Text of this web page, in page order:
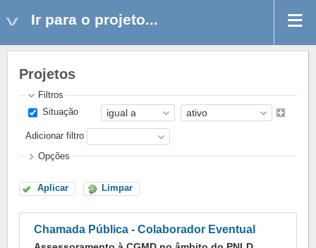
Ir para o projeto...
Projetos
Filtros
Situação
Adicionar filtro
Opções
Aplicar Limpar
Chamada Pública - Colaborador Eventual